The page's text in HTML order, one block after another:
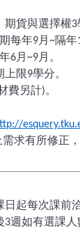
期貨與選擇權3
每年9月 ~隔年
6月 ~9月。
上限9學分。
費另計)。
求有所修正
日起每次課前
3週如有選課